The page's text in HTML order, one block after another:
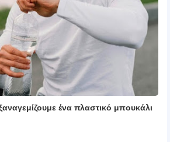
ένα πλαστικό μπουκάλι